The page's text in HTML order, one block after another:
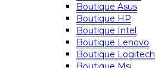
Boutique Asus
Boutique HP
Boutique Intel
Boutique Lenovo
Boutique Logitech